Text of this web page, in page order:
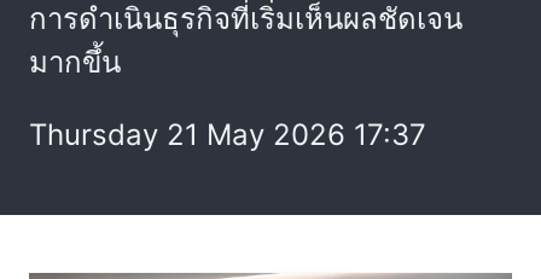
การดำเนินธุรกิจที่เริ่มเห็นผลชัดเจน
มากขึ้น
Thursday 21 May 2026 17:37